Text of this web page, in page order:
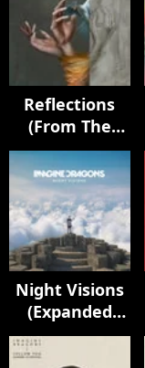
Reflections
(From The
Vault Of
Smoke +
Mirrors)
Night Visions
(Expanded
Edition / Super
Deluxe)